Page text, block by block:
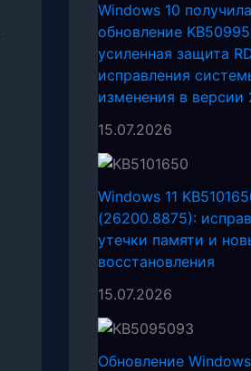
Windows 10 получила
обновление
усиленная защита
исправления
изменения в версии
15.07.2026
Windows 11
(26200.8875):
утечки памяти и
восстановления
15.07.2026
Обновление Windows